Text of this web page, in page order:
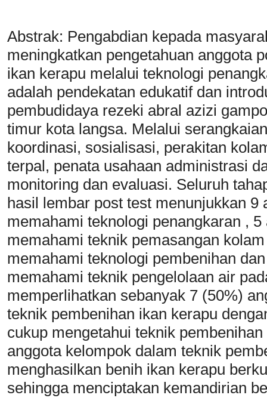
Abstrak: Pengabdian kepada
meningkatkan pengetahuan anggota
ikan kerapu melalui teknologi
adalah pendekatan edukatif dan
pembudidaya rezeki abral azizi
timur kota langsa. Melalui
koordinasi, sosialisasi, perakitan
terpal, penata usahaan administrasi
monitoring dan evaluasi. Seluruh
hasil lembar post test menunjukkan
memahami teknologi penangkaran ,
memahami teknik pemasangan
memahami teknologi pembenihan
memahami teknik pengelolaan air
memperlihatkan sebanyak 7 (50%)
teknik pembenihan ikan kerapu
cukup mengetahui teknik
anggota kelompok dalam teknik
menghasilkan benih ikan kerapu
sehingga menciptakan kemandirian